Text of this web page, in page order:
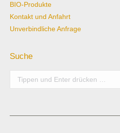
BIO-Produkte
Kontakt und Anfahrt
Unverbindliche Anfrage
Suche
Search: